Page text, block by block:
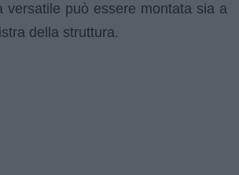
versatile può essere montata sia a
della struttura.